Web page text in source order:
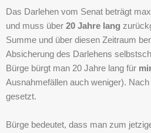
Das Darlehen vom Senat beträgt
und muss über 20 Jahre lang
Summe und über diesen Zeitraum
Absicherung des Darlehens
Bürge bürgt man 20 Jahre lang für
Ausnahmefällen auch weniger).
gesetzt.
Bürge bedeutet, dass man zum